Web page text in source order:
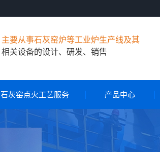
主要从事石灰窑炉等工业炉生产线及其
相关设备的设计、研发、销售
石灰窑点火工艺服务 产品中心
节能环保石灰窑
气烧石灰窑